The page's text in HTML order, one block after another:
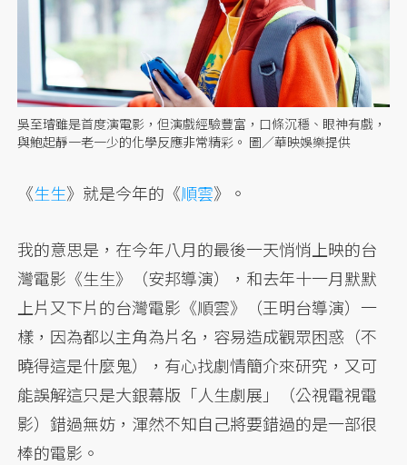
吳至璿雖是首度演電影，但演戲經驗豐富，口條沉穩、眼神有戲，
與鮑起靜一老一少的化學反應非常精彩。 圖／華映娛樂提供
《生生》就是今年的《順雲》。
我的意思是，在今年八月的最後一天悄悄上映的台
灣電影《生生》（安邦導演），和去年十一月默默
上片又下片的台灣電影《順雲》（王明台導演）一
樣，因為都以主角為片名，容易造成觀眾困惑（不
曉得這是什麼鬼），有心找劇情簡介來研究，又可
能誤解這只是大銀幕版「人生劇展」（公視電視電
影）錯過無妨，渾然不知自己將要錯過的是一部很
棒的電影。